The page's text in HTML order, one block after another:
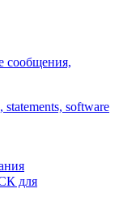
сообщения,
software
для